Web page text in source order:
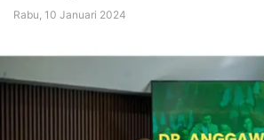
Rabu, 10 Januari 2024